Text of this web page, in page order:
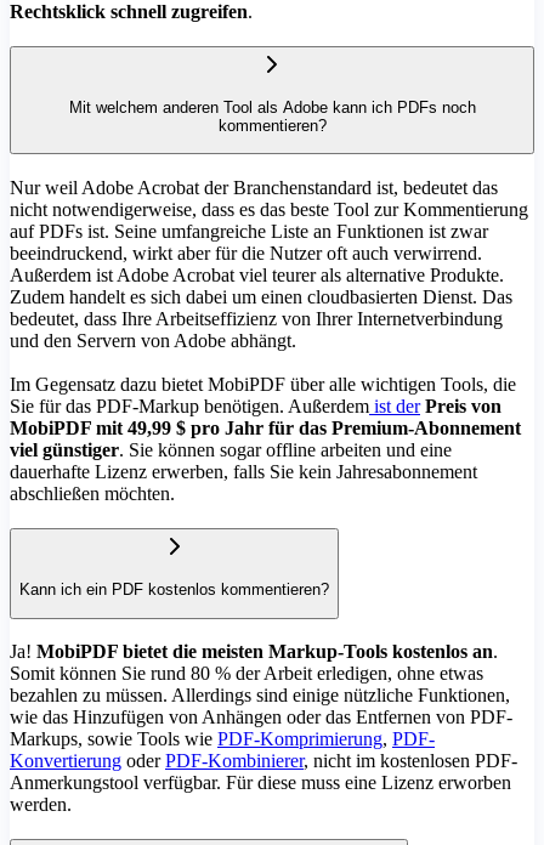
Rechtsklick schnell zugreifen.
Mit welchem anderen Tool als Adobe kann ich PDFs noch
kommentieren?
Nur weil Adobe Acrobat der Branchenstandard ist, bedeutet das
nicht notwendigerweise, dass es das beste Tool zur Kommentierung
auf PDFs ist. Seine umfangreiche Liste an Funktionen ist zwar
beeindruckend, wirkt aber für die Nutzer oft auch verwirrend.
Außerdem ist Adobe Acrobat viel teurer als alternative Produkte.
Zudem handelt es sich dabei um einen cloudbasierten Dienst. Das
bedeutet, dass Ihre Arbeitseffizienz von Ihrer Internetverbindung
und den Servern von Adobe abhängt.
Im Gegensatz dazu bietet MobiPDF über alle wichtigen Tools, die
Sie für das PDF-Markup benötigen. Außerdem ist derPreis von
MobiPDF mit 49,99 $ pro Jahr für das Premium-Abonnement
viel günstiger. Sie können sogar offline arbeiten und eine
dauerhafte Lizenz erwerben, falls Sie kein Jahresabonnement
abschließen möchten.
Kann ich ein PDF kostenlos kommentieren?
Ja! MobiPDF bietet die meisten Markup-Tools kostenlos an.
Somit können Sie rund 80 % der Arbeit erledigen, ohne etwas
bezahlen zu müssen. Allerdings sind einige nützliche Funktionen,
wie das Hinzufügen von Anhängen oder das Entfernen von PDF-
Markups, sowie Tools wie PDF-Komprimierung, PDF-
Konvertierung oderPDF-Kombinierer, nicht im kostenlosen PDF-
Anmerkungstool verfügbar. Für diese muss eine Lizenz erworben
werden.